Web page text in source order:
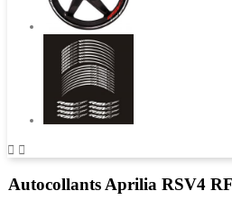
 
Autocollants Aprilia RSV4